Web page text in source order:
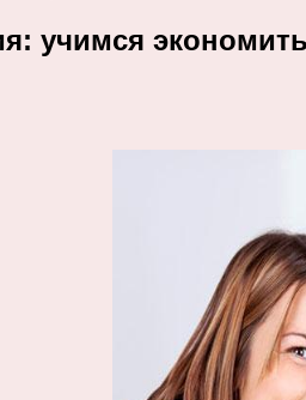
учимся